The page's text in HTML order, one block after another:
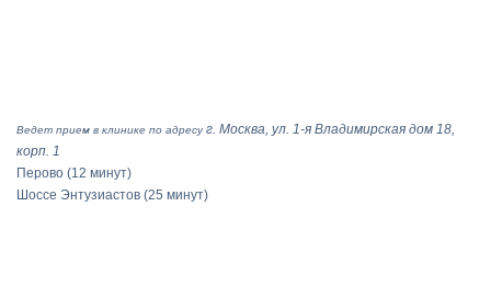
Ведет прием в клинике по адресу г. Москва, ул. 1-я Владимирская дом 18,
корп. 1
Перово (12 минут)
Шоссе Энтузиастов (25 минут)